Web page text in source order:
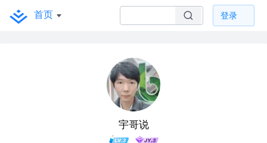
首页 登录
宇哥说